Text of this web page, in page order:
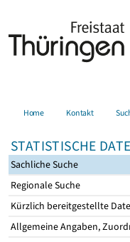
Home Kontakt
STATISTISCHE
Sachliche Suche
Regionale Suche
Kürzlich bereitgestellte
Allgemeine Angaben,